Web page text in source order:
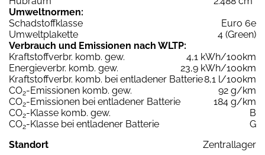
Umweltnormen:
Schadstoffklasse
Euro 6e
Umweltplakette
4 (Green)
Verbrauch und Emissionen nach WLTP:
Kraftstoffverbr. komb. gew.
4,1 kWh/100km
Energieverbr. komb. gew.
23,9 kWh/100km
Kraftstoffverbr. komb. bei entladener Batterie8,1 l/100km
CO2-Emissionen komb. gew.
92 g/km
CO2-Emissionen bei entladener Batterie
184 g/km
CO2-Klasse komb. gew.
B
CO2-Klasse bei entladener Batterie
G
Standort
Zentrallager